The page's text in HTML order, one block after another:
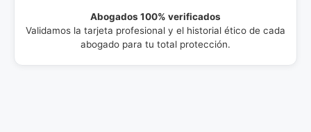
Abogados 100% verificados
Validamos la tarjeta profesional y el historial ético de cada
abogado para tu total protección.